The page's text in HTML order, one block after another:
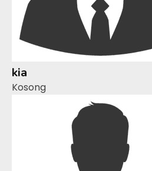
kia
Kosong